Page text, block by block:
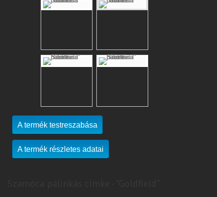
A termék testreszabása
A termék részletes adatai